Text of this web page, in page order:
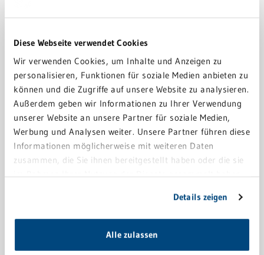
Diese Webseite verwendet Cookies
Wir verwenden Cookies, um Inhalte und Anzeigen zu
personalisieren, Funktionen für soziale Medien anbieten zu
können und die Zugriffe auf unsere Website zu analysieren.
Außerdem geben wir Informationen zu Ihrer Verwendung
unserer Website an unsere Partner für soziale Medien,
Werbung und Analysen weiter. Unsere Partner führen diese
Informationen möglicherweise mit weiteren Daten
zusammen, die Sie ihnen bereitgestellt haben oder die sie
Details zeigen
Alle zulassen
PFLEGE
SINSHEIM
PFLEGE